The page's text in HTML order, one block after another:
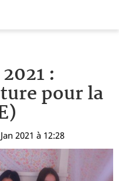
:
pour la
2021 à 12:28